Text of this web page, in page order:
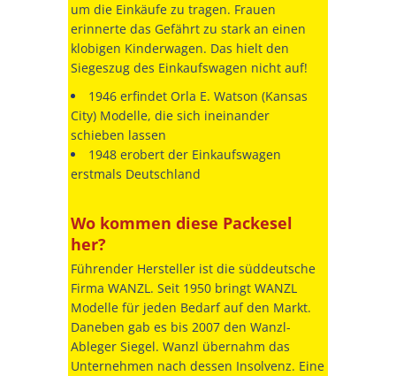
um die Einkäufe zu tragen. Frauen
erinnerte das Gefährt zu stark an einen
klobigen Kinderwagen. Das hielt den
Siegeszug des Einkaufswagen nicht auf!
1946 erfindet Orla E. Watson (Kansas
City) Modelle, die sich ineinander
schieben lassen
1948 erobert der Einkaufswagen
erstmals Deutschland
Wo kommen diese Packesel
her?
Führender Hersteller ist die süddeutsche
Firma WANZL. Seit 1950 bringt WANZL
Modelle für jeden Bedarf auf den Markt.
Daneben gab es bis 2007 den Wanzl-
Ableger Siegel. Wanzl übernahm das
Unternehmen nach dessen Insolvenz. Eine